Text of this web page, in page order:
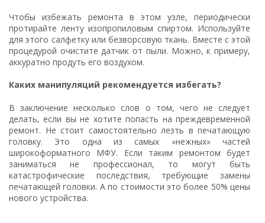
Чтобы избежать ремонта в этом узле, периодически
протирайте ленту изопропиловым спиртом. Используйте
для этого салфетку или безворсовую ткань. Вместе с этой
процедурой очистите датчик от пыли. Можно, к примеру,
аккуратно продуть его воздухом.
Каких манипуляций рекомендуется избегать?
В заключение несколько слов о том, чего не следует
делать, если вы не хотите попасть на преждевременной
ремонт. Не стоит самостоятельно лезть в печатающую
головку. Это одна из самых «нежных» частей
широкоформатного МФУ. Если таким ремонтом будет
заниматься не профессионал, то могут быть
катастрофические последствия, требующие замены
печатающей головки. А по стоимости это более 50% цены
нового устройства.